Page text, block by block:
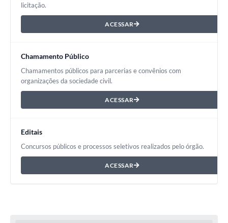
licitação.
ACESSAR
Chamamento Público
Chamamentos públicos para parcerias e convênios com
organizações da sociedade civil.
ACESSAR
Editais
Concursos públicos e processos seletivos realizados pelo órgão.
ACESSAR